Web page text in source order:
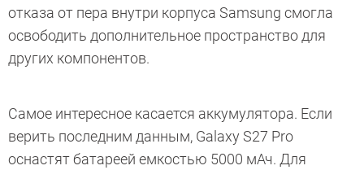
отказа от пера внутри корпуса Samsung смогла
освободить дополнительное пространство для
других компонентов.
Самое интересное касается аккумулятора. Если
верить последним данным, Galaxy S27 Pro
оснастят батареей емкостью 5000 мАч. Для